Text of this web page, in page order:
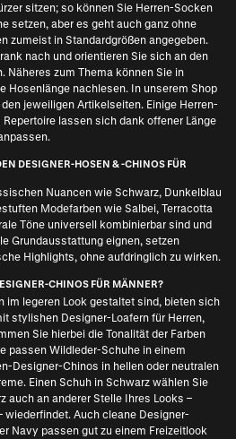
sitzen; so können Sie Herren-Socken
setzen, aber es geht auch ganz ohne
zumeist in Standardgrößen angegeben.
nach und orientieren Sie sich an den
Näheres zum Thema können Sie in
Hosenlänge nachlesen. In unserem Shop
jeweiligen Artikelseiten. Einige Herren-
lassen sich dank offener Länge
DESIGNER-HOSEN & -CHINOS FÜR
Nuancen wie Schwarz, Dunkelblau
Modefarben wie Salbei, Terracotta
Töne universell kombinierbar sind und
Grundausstattung eignen, setzen
Highlights, ohne aufdringlich zu wirken.
CHINOS FÜR MÄNNER?
im legeren Look gestaltet sind, bieten sich
stylishen Designer-Loafern für Herren,
Sie hierbei die Tonalität der Farben
passen Wildleder-Schuhe in einem
Designer-Chinos in hellen oder neutralen
Einen Schuh in Schwarz wählen Sie
auch an anderer Stelle Ihres Looks –
wiederfindet. Auch cleane Designer-
Navy passen gut zu einem Freizeitlook